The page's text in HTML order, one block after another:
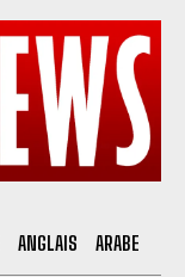
ANGLAIS ARABE